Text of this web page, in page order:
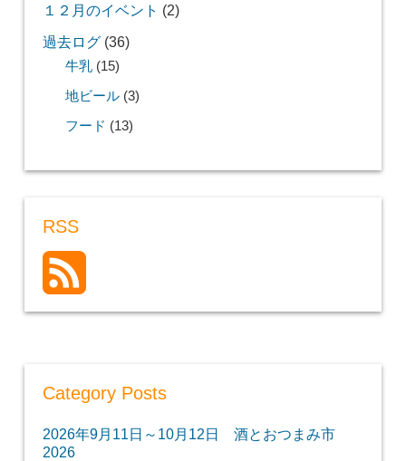
１２月のイベント (2)
過去ログ(36)
牛乳(15)
地ビール(3)
フード (13)
RSS
Category Posts
2026年9月11日～10月12日 酒とおつまみ市
2026